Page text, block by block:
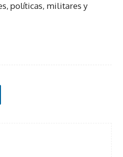
políticas, militares y